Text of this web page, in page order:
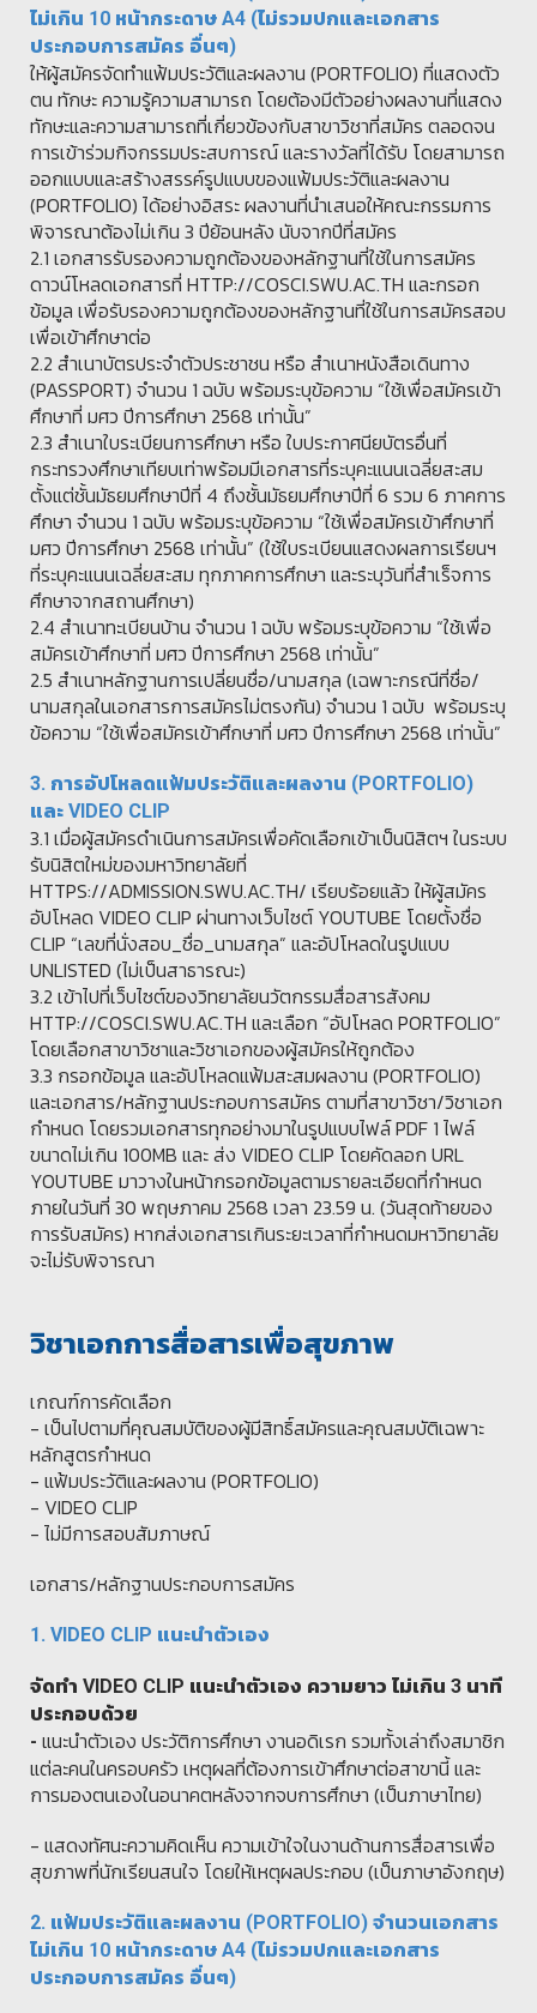
ไม่เกิน 10 หน้ากระดาษ A4 (ไม่รวมปกและเอกสาร
ประกอบการสมัคร อื่นๆ)
ให้ผู้สมัครจัดทำแฟ้มประวัติและผลงาน (PORTFOLIO) ที่แสดงตัว
ตน ทักษะ ความรู้ความสามารถ โดยต้องมีตัวอย่างผลงานที่แสดง
ทักษะและความสามารถที่เกี่ยวข้องกับสาขาวิชาที่สมัคร ตลอดจน
การเข้าร่วมกิจกรรมประสบการณ์ และรางวัลที่ได้รับ โดยสามารถ
ออกแบบและสร้างสรรค์รูปแบบของแฟ้มประวัติและผลงาน
(PORTFOLIO) ได้อย่างอิสระ ผลงานที่นำเสนอให้คณะกรรมการ
พิจารณาต้องไม่เกิน 3 ปีย้อนหลัง นับจากปีที่สมัคร
2.1 เอกสารรับรองความถูกต้องของหลักฐานที่ใช้ในการสมัคร
ดาวน์โหลดเอกสารที่ HTTP://COSCI.SWU.AC.TH และกรอก
ข้อมูล เพื่อรับรองความถูกต้องของหลักฐานที่ใช้ในการสมัครสอบ
เพื่อเข้าศึกษาต่อ
2.2 สำเนาบัตรประจำตัวประชาชน หรือ สำเนาหนังสือเดินทาง
(PASSPORT) จำนวน 1 ฉบับ พร้อมระบุข้อความ “ใช้เพื่อสมัครเข้า
ศึกษาที่ มศว ปีการศึกษา 2568 เท่านั้น”
2.3 สำเนาใบระเบียนการศึกษา หรือ ใบประกาศนียบัตรอื่นที่
กระทรวงศึกษาเทียบเท่าพร้อมมีเอกสารที่ระบุคะแนนเฉลี่ยสะสม
ตั้งแต่ชั้นมัธยมศึกษาปีที่ 4 ถึงชั้นมัธยมศึกษาปีที่ 6 รวม 6 ภาคการ
ศึกษา จำนวน 1 ฉบับ พร้อมระบุข้อความ “ใช้เพื่อสมัครเข้าศึกษาที่
มศว ปีการศึกษา 2568 เท่านั้น” (ใช้ใบระเบียนแสดงผลการเรียนฯ
ที่ระบุคะแนนเฉลี่ยสะสม ทุกภาคการศึกษา และระบุวันที่สำเร็จการ
ศึกษาจากสถานศึกษา)
2.4 สำเนาทะเบียนบ้าน จำนวน 1 ฉบับ พร้อมระบุข้อความ “ใช้เพื่อ
สมัครเข้าศึกษาที่ มศว ปีการศึกษา 2568 เท่านั้น”
2.5 สำเนาหลักฐานการเปลี่ยนชื่อ/นามสกุล (เฉพาะกรณีที่ชื่อ/
นามสกุลในเอกสารการสมัครไม่ตรงกัน) จำนวน 1 ฉบับ พร้อมระบุ
ข้อความ “ใช้เพื่อสมัครเข้าศึกษาที่ มศว ปีการศึกษา 2568 เท่านั้น”
3. การอัปโหลดแฟ้มประวัติและผลงาน (PORTFOLIO)
และ VIDEO CLIP
3.1 เมื่อผู้สมัครดำเนินการสมัครเพื่อคัดเลือกเข้าเป็นนิสิตฯ ในระบบ
รับนิสิตใหม่ของมหาวิทยาลัยที่
HTTPS://ADMISSION.SWU.AC.TH/ เรียบร้อยแล้ว ให้ผู้สมัคร
อัปโหลด VIDEO CLIP ผ่านทางเว็บไซต์ YOUTUBE โดยตั้งชื่อ
CLIP “เลขที่นั่งสอบ_ชื่อ_นามสกุล” และอัปโหลดในรูปแบบ
UNLISTED (ไม่เป็นสาธารณะ)
3.2 เข้าไปที่เว็บไซต์ของวิทยาลัยนวัตกรรมสื่อสารสังคม
HTTP://COSCI.SWU.AC.TH และเลือก “อัปโหลด PORTFOLIO”
โดยเลือกสาขาวิชาและวิชาเอกของผู้สมัครให้ถูกต้อง
3.3 กรอกข้อมูล และอัปโหลดแฟ้มสะสมผลงาน (PORTFOLIO)
และเอกสาร/หลักฐานประกอบการสมัคร ตามที่สาขาวิชา/วิชาเอก
กำหนด โดยรวมเอกสารทุกอย่างมาในรูปแบบไฟล์ PDF 1 ไฟล์
ขนาดไม่เกิน 100MB และ ส่ง VIDEO CLIP โดยคัดลอก URL
YOUTUBE มาวางในหน้ากรอกข้อมูลตามรายละเอียดที่กำหนด
ภายในวันที่ 30 พฤษภาคม 2568 เวลา 23.59 น. (วันสุดท้ายของ
การรับสมัคร) หากส่งเอกสารเกินระยะเวลาที่กำหนดมหาวิทยาลัย
จะไม่รับพิจารณา
วิชาเอกการสื่อสารเพื่อสุขภาพ
เกณฑ์การคัดเลือก
- เป็นไปตามที่คุณสมบัติของผู้มีสิทธิ์สมัครและคุณสมบัติเฉพาะ
หลักสูตรกำหนด
- แฟ้มประวัติและผลงาน (PORTFOLIO)
- VIDEO CLIP
- ไม่มีการสอบสัมภาษณ์
เอกสาร/หลักฐานประกอบการสมัคร
1. VIDEO CLIP แนะนำตัวเอง
จัดทำ VIDEO CLIP แนะนำตัวเอง ความยาว ไม่เกิน 3 นาที
ประกอบด้วย
- แนะนำตัวเอง ประวัติการศึกษา งานอดิเรก รวมทั้งเล่าถึงสมาชิก
แต่ละคนในครอบครัว เหตุผลที่ต้องการเข้าศึกษาต่อสาขานี้ และ
การมองตนเองในอนาคตหลังจากจบการศึกษา (เป็นภาษาไทย)
- แสดงทัศนะความคิดเห็น ความเข้าใจในงานด้านการสื่อสารเพื่อ
สุขภาพที่นักเรียนสนใจ โดยให้เหตุผลประกอบ (เป็นภาษาอังกฤษ)
2. แฟ้มประวัติและผลงาน (PORTFOLIO) จำนวนเอกสาร
ไม่เกิน 10 หน้ากระดาษ A4 (ไม่รวมปกและเอกสาร
ประกอบการสมัคร อื่นๆ)